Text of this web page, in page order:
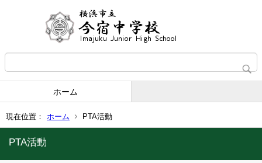
ホーム
現在位置： ホーム PTA活動
PTA活動